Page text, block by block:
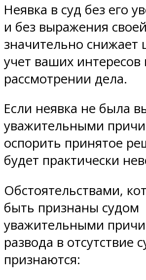
Неявка в суд без его
и без выражения
значительно снижает
учет ваших интересов
рассмотрении дела.
Если неявка не была
уважительными
оспорить принятое
будет практически
Обстоятельствами,
быть признаны судом
уважительными
развода в отсутствие
признаются: